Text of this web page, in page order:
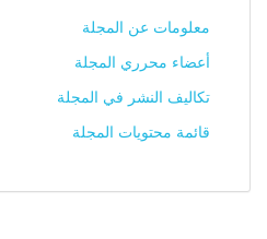
معلومات عن المجلة
أعضاء محرري المجلة
تكاليف النشر في المجلة
قائمة محتويات المجلة